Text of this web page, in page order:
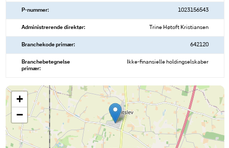
P-nummer: 1023156543
Administrerende direktør: Trine Høtoft Kristiansen
Branchekode primær: 642120
Branchebetegnelse
primær:
Ikke-finansielle holdingselskaber
+
−